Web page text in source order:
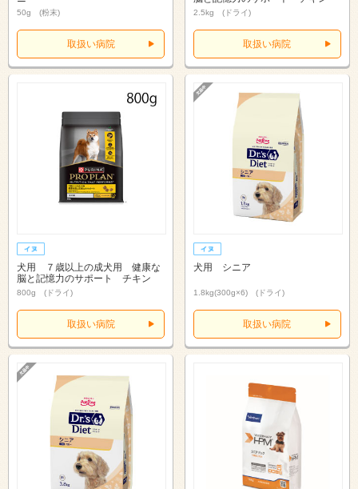
50g (粉末)
取扱い病院
2.5kg (ドライ)
取扱い病院
犬用 ７歳以上の成犬用 健康な
脳と記憶力のサポート チキン
800g (ドライ)
取扱い病院
犬用 シニア
1.8kg(300g×6) (ドライ)
取扱い病院